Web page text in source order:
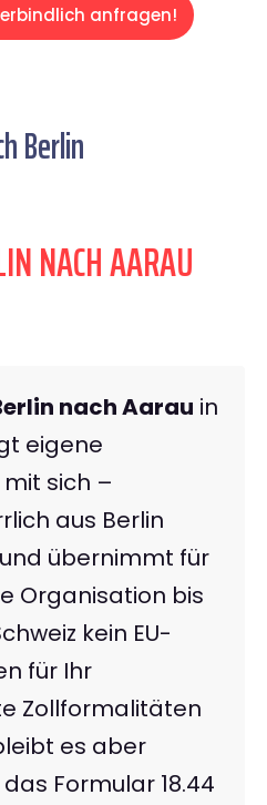
anfragen!
Berlin
NACH AARAU
nach Aarau in
eigene
sich –
aus Berlin
übernimmt für
Organisation bis
kein EU-
für Ihr
Zollformalitäten
es aber
Formular 18.44